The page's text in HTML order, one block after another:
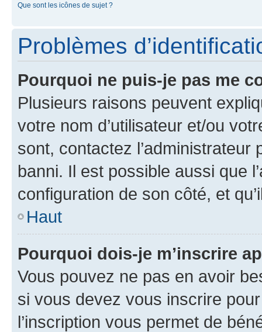
Que sont les icônes de sujet ?
Problèmes
Pourquoi ne puis-je pas me
Plusieurs raisons peuvent
votre nom d’utilisateur et/ou
sont, contactez l’administrateur
banni. Il est possible aussi que
configuration de son côté, et
Haut
Pourquoi dois-je m’inscrire
Vous pouvez ne pas en avoir
si vous devez vous inscrire
l’inscription vous permet de